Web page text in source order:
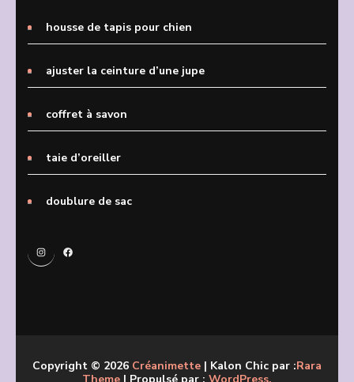
housse de tapis pour chien
ajuster la ceinture d’une jupe
coffret à savon
taie d’oreiller
doublure de sac
InstagramFacebook
Copyright © 2026 Créanimette | Kalon Chic par :Rara